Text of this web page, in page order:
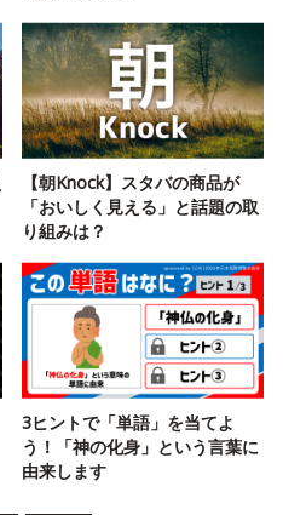
【朝Knock】スタバの商品が
「おいしく見える」と話題の取
り組みは？
3ヒントで「単語」を当てよ
う！「神の化身」という言葉に
由来します